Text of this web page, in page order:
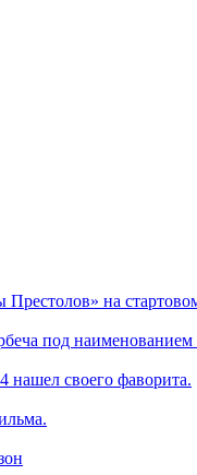
на
под
своего фаворита.